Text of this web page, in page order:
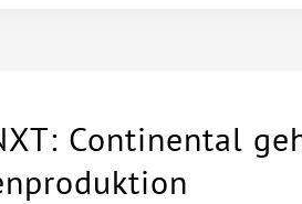
Continental